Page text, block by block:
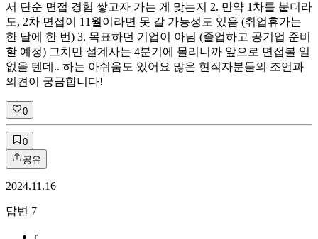
서 단순 면접 경험 쌓고자 가는 게 맞는지 2. 만약 1차를 붙더라
도, 2차 면접이 11월이라면 못 갈 가능성도 있음 (취업휴가는
한 달에 한 번) 3. 목표하던 기업이 아님 (졸업하고 공기업 준비
할 예정) 그치만 설계사는 4분기에 몰리니까 앞으로 면접볼 일
없을 텐데.. 하는 아쉬움도 있어요 많은 현직자분들의 조언과
의견이 궁금합니다!
0
0
공유
2024.11.16
답변 7
r